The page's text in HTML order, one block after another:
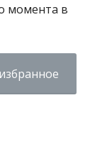
момента в